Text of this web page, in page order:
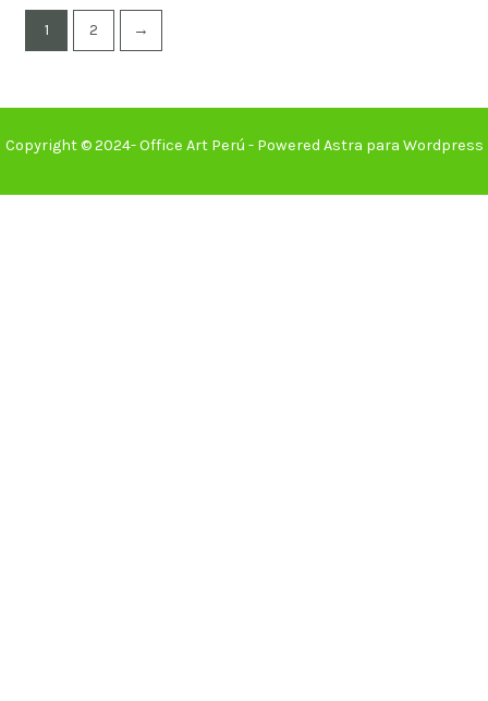
1 2 →
Copyright © 2024- Office Art Perú - Powered Astra para Wordpress